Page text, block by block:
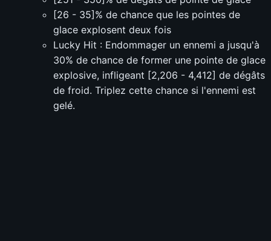
[26 - 35]% de chance que les pointes de
glace explosent deux fois
Lucky Hit : Endommager un ennemi a jusqu'à
30% de chance de former une pointe de glace
explosive, infligeant [2,206 - 4,412] de dégâts
de froid. Triplez cette chance si l'ennemi est
gelé.